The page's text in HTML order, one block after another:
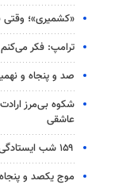
«کشمیری»؛ وقتی
ترامپ: فکر می‌کنم
صد و پنجاه و
شکوه بی‌مرز
عاشقی
۱۵۹ شب ایستادگی و تجلی وحدت مردم محلات در بیعت با رهبر انقلاب
موج یکصد و